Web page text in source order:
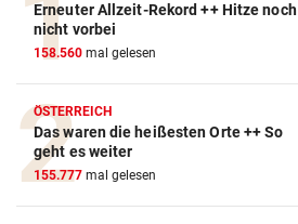
Erneuter Allzeit-Rekord ++ Hitze noch
nicht vorbei
158.560 mal gelesen
ÖSTERREICH
Das waren die heißesten Orte ++ So
geht es weiter
155.777 mal gelesen